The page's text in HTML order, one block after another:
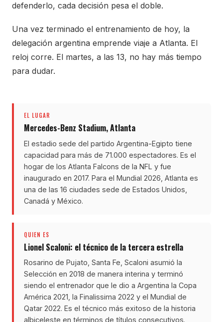
defenderlo, cada decisión pesa el doble.
Una vez terminado el entrenamiento de hoy, la
delegación argentina emprende viaje a Atlanta. El
reloj corre. El martes, a las 13, no hay más tiempo
para dudar.
EL LUGAR
Mercedes-Benz Stadium, Atlanta
El estadio sede del partido Argentina-Egipto tiene
capacidad para más de 71.000 espectadores. Es el
hogar de los Atlanta Falcons de la NFL y fue
inaugurado en 2017. Para el Mundial 2026, Atlanta es
una de las 16 ciudades sede de Estados Unidos,
Canadá y México.
QUIEN ES
Lionel Scaloni: el técnico de la tercera estrella
Rosarino de Pujato, Santa Fe, Scaloni asumió la
Selección en 2018 de manera interina y terminó
siendo el entrenador que le dio a Argentina la Copa
América 2021, la Finalissima 2022 y el Mundial de
Qatar 2022. Es el técnico más exitoso de la historia
albiceleste en términos de títulos consecutivos.